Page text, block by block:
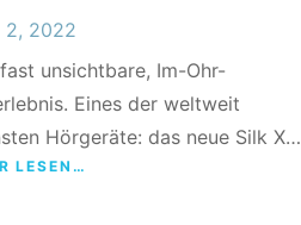
2, 2022
unsichtbare, Im-Ohr-
Eines der weltweit
Hörgeräte: das neue Silk X…
LESEN…